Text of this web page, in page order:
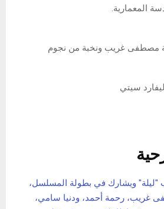
المعمارية.
مصطفى غريب ونخبة من نجوم
سيتي
"ليلة" ويشارك في بطولة المسلسل،
غريب، رحمة أحمد، ودنيا سامي،